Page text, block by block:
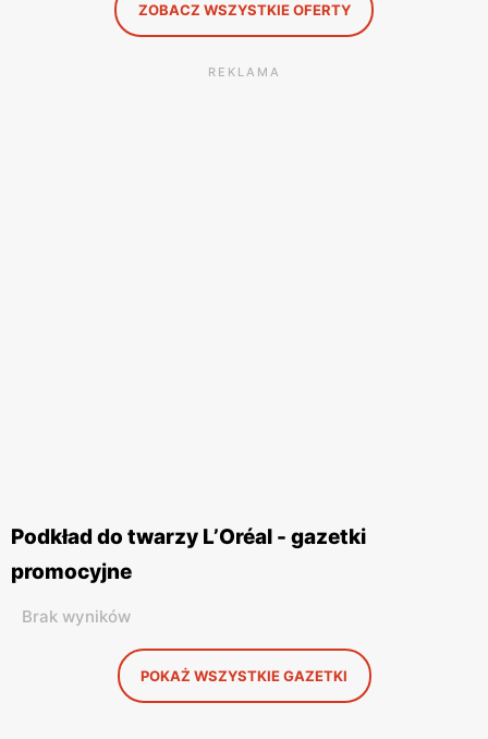
ZOBACZ WSZYSTKIE OFERTY
REKLAMA
Podkład do twarzy L’Oréal - gazetki
promocyjne
Brak wyników
POKAŻ WSZYSTKIE GAZETKI